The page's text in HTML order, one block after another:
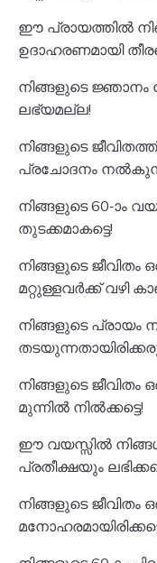
ഈ പ്രായത്തിൽ
ഉദാഹരണമായി
നിങ്ങളുടെ
ലഭ്യമല്ല!
നിങ്ങളുടെ
പ്രചോദനം
നിങ്ങളുടെ 60-ാം
തുടക്കമാകട്ടെ!
നിങ്ങളുടെ
മറ്റുള്ളവർക്ക് വഴി
നിങ്ങളുടെ പ്രായം
നിങ്ങളുടെ ജീവിതം
മുന്നിൽ നിൽക്കട്ടെ!
ഈ വയസ്സിൽ
പ്രതീക്ഷയും
നിങ്ങളുടെ